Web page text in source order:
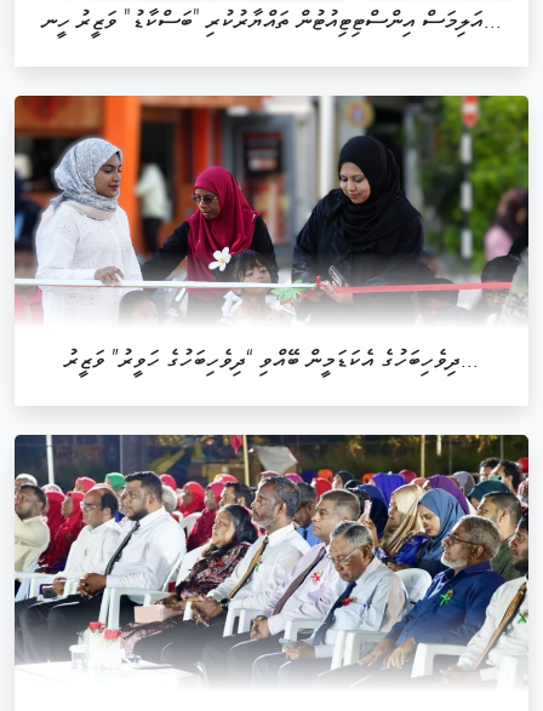
އަލިމަސް އިންސްޓިޓިއުޓުން ތައްޔާރުކުރި "ބަސްކާޑު" ވަޒީރު ހީނ...
ދިވެހިބަހުގެ އެކަޑަމީން ބޭއްވި “ދިވެހިބަހުގެ ހަވީރު” ވަޒީރު...